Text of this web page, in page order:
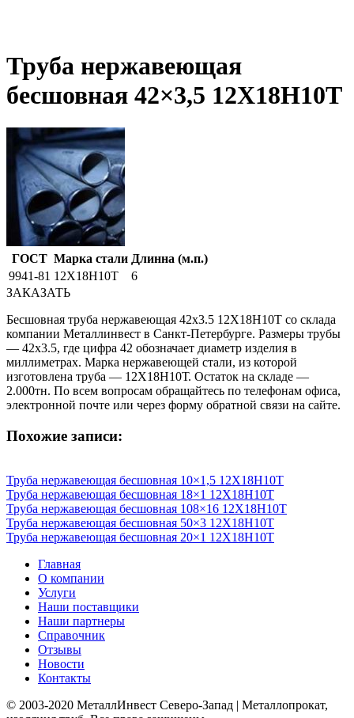
Труба нержавеющая
бесшовная 42×3,5 12X18Н10Т
ГОСТ Марка стали Длинна (м.п.)
9941-81 12Х18Н10Т
6
ЗАКАЗАТЬ
Бесшовная труба нержавеющая 42х3.5 12Х18Н10Т со склада
компании Металлинвест в Санкт-Петербурге. Размеры трубы
— 42х3.5, где цифра 42 обозначает диаметр изделия в
миллиметрах. Марка нержавеющей стали, из которой
изготовлена труба — 12Х18Н10Т. Остаток на складе —
2.000тн. По всем вопросам обращайтесь по телефонам офиса,
электронной почте или через форму обратной связи на сайте.
Похожие записи:
Труба нержавеющая бесшовная 10×1,5 12X18Н10Т
Труба нержавеющая бесшовная 18×1 12X18Н10Т
Труба нержавеющая бесшовная 108×16 12X18Н10Т
Труба нержавеющая бесшовная 50×3 12X18Н10Т
Труба нержавеющая бесшовная 20×1 12X18Н10Т
Главная
О компании
Услуги
Наши поставщики
Наши партнеры
Справочник
Отзывы
Новости
Контакты
© 2003-2020 МеталлИнвест Северо-Запад | Металлопрокат,